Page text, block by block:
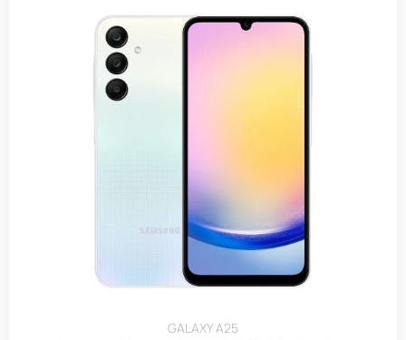
GALAXY A25